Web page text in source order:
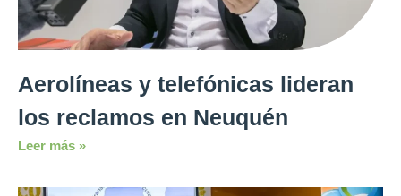
Aerolíneas y telefónicas lideran
los reclamos en Neuquén
Leer más »